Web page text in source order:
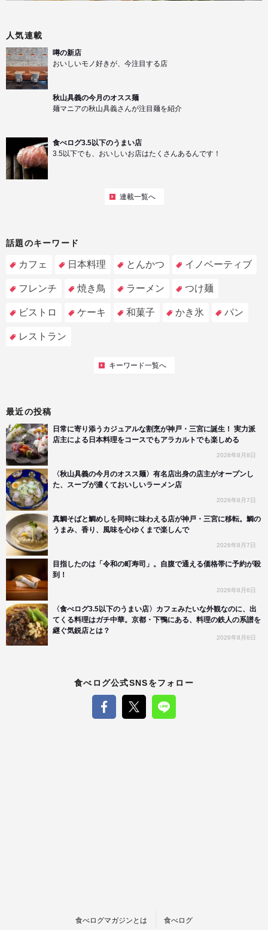
人気連載
噂の新店
おいしいモノ好きが、今注目する店
秋山具義の今月のオスス麺
麺マニアの秋山具義さんが注目麺を紹介
食べログ3.5以下のうまい店
3.5以下でも、おいしいお店はたくさんあるんです！
連載一覧へ
話題のキーワード
カフェ 日本料理 とんかつ イノベーティブ
フレンチ 焼き鳥 ラーメン つけ麺
ビストロ ケーキ 和菓子 かき氷 パン
レストラン
キーワード一覧へ
最近の投稿
日常に寄り添うカジュアルな割烹が神戸・三宮に誕生！ 実力派
店主による日本料理をコースでもアラカルトでも楽しめる
2026年8月8日
〈秋山具義の今月のオスス麺〉有名店出身の店主がオープンし
た、スープが濃くておいしいラーメン店
2026年8月7日
真鯛そばと鯛めしを同時に味わえる店が神戸・三宮に移転。鯛の
うまみ、香り、風味を心ゆくまで楽しんで
2026年8月7日
目指したのは「令和の町寿司」。自腹で通える価格帯に予約が殺
到！
2026年8月6日
〈食べログ3.5以下のうまい店〉カフェみたいな外観なのに、出
てくる料理はガチ中華。京都・下鴨にある、料理の鉄人の系譜を
継ぐ気鋭店とは？
2026年8月6日
食べログ公式SNSをフォロー
食べログマガジンとは 食べログ